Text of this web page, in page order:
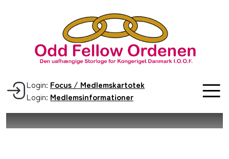
Login: Focus / Medlemskartotek
Login: Medlemsinformationer